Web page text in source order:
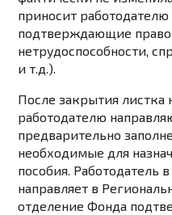
приносит
подтверждающие право
нетрудоспособности,
и т.д.).
После закрытия листка
работодателю
предварительно
необходимые для
пособия. Работодатель
направляет в
отделение Фонда